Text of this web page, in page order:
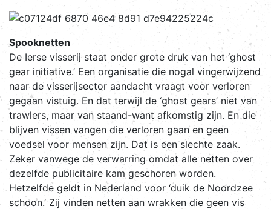
Spooknetten
De Ierse visserij staat onder grote druk van het ‘ghost
gear initiative.’ Een organisatie die nogal vingerwijzend
naar de visserijsector aandacht vraagt voor verloren
gegaan vistuig. En dat terwijl de ‘ghost gears’ niet van
trawlers, maar van staand-want afkomstig zijn. En die
blijven vissen vangen die verloren gaan en geen
voedsel voor mensen zijn. Dat is een slechte zaak.
Zeker vanwege de verwarring omdat alle netten over
dezelfde publicitaire kam geschoren worden.
Hetzelfde geldt in Nederland voor ‘duik de Noordzee
schoon.’ Zij vinden netten aan wrakken die geen vis